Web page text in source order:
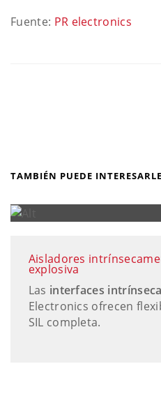
Fuente: PR electronics
TAMBIÉN PUEDE INTERESARLE
Aisladores
explosiva
Las interfaces
Electronics ofrecen
SIL completa.